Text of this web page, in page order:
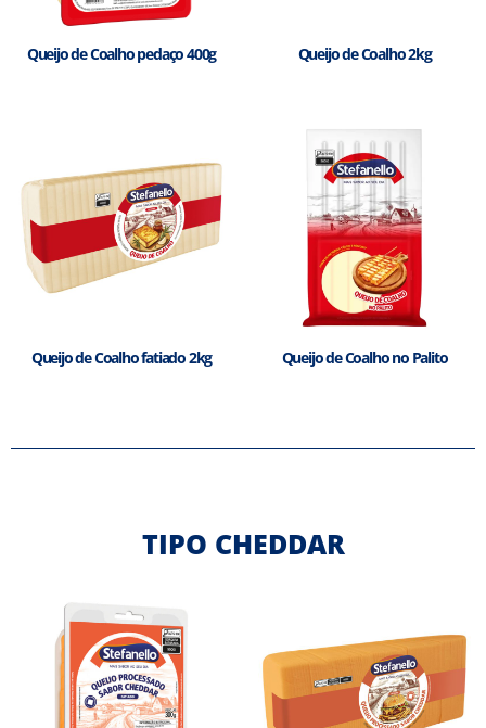
Queijo de Coalho pedaço 400g Queijo de Coalho 2kg
Queijo de Coalho fatiado 2kg Queijo de Coalho no Palito
TIPO CHEDDAR